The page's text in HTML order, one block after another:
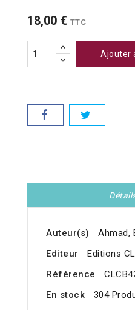
18,00 € TTC
Ajouter
Auteur(s)
Ahmad,
Editeur
Editions
Référence
En stock
304